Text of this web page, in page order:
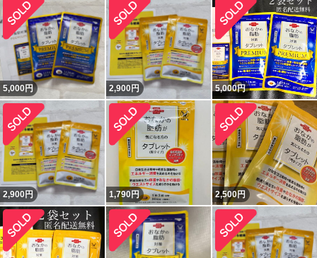
5,000円 2,900円 5,000円
2,900円 1,790円 2,500円